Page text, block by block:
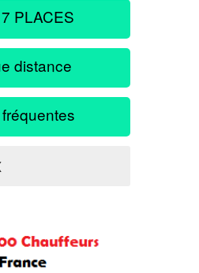
PLACES
distance